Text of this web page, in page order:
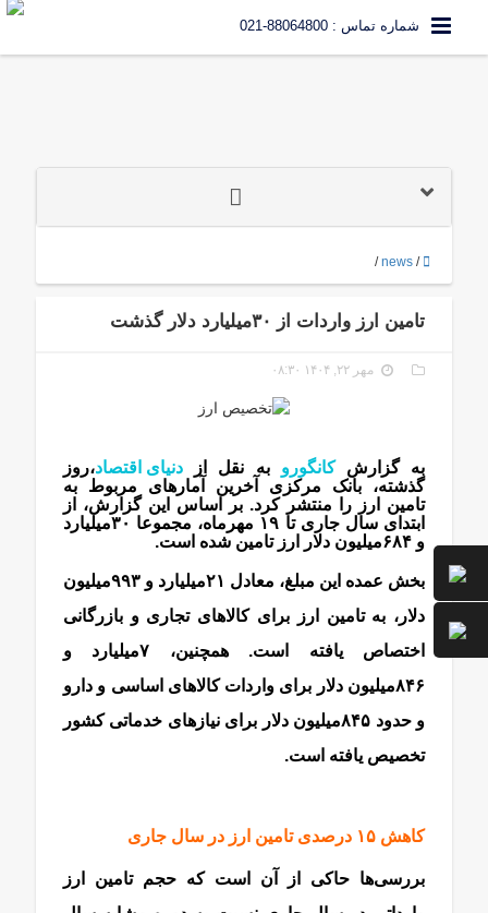
شماره تماس : 88064800-021
/
news
/
تامین ارز واردات از ۳۰‌میلیارد دلار گذشت
مهر ۲۲, ۱۴۰۴ ۰۸:۳۰
به گزارشکانگورو به نقل ازدنیای اقتصاد،روز
گذشته، بانک مرکزی آخرین آمارهای مربوط به
تامین ارز را منتشر کرد. بر اساس این گزارش، از
ابتدای سال جاری تا ۱۹ مهرماه، مجموعا ۳۰‌میلیارد
و ۶۸۴‌میلیون دلار ارز تامین شده است.
بخش عمده این مبلغ، معادل ۲۱‌میلیارد و ۹۹۳‌میلیون
دلار، به تامین ارز برای کالاهای تجاری و بازرگانی
اختصاص یافته است. همچنین، ۷‌میلیارد و
۸۴۶‌میلیون دلار برای واردات کالاهای اساسی و دارو
و حدود ۸۴۵‌میلیون دلار برای نیازهای خدماتی کشور
تخصیص یافته است.
کاهش ۱۵ درصدی تامین ارز در سال جاری
بررسی‌ها حاکی از آن است که حجم تامین ارز